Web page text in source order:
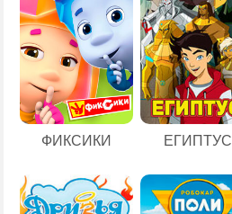
ФИКСИКИ ЕГИПТУС